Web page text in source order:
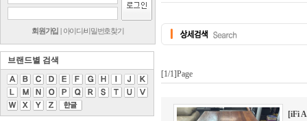
회원가입 | 아이디/비밀번호찾기
브랜드별 검색
[1/1]Page
[iFi